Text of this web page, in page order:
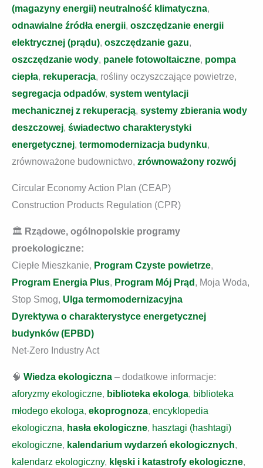
(magazyny energii) neutralność klimatyczna,
odnawialne źródła energii, oszczędzanie energii
elektrycznej (prądu), oszczędzanie gazu,
oszczędzanie wody, panele fotowoltaiczne, pompa
ciepła, rekuperacja, rośliny oczyszczające powietrze,
segregacja odpadów, system wentylacji
mechanicznej z rekuperacją, systemy zbierania wody
deszczowej, świadectwo charakterystyki
energetycznej, termomodernizacja budynku,
zrównoważone budownictwo, zrównoważony rozwój
Circular Economy Action Plan (CEAP)
Construction Products Regulation (CPR)
🏛️ Rządowe, ogólnopolskie programy
proekologiczne:
Ciepłe Mieszkanie, Program Czyste powietrze,
Program Energia Plus, Program Mój Prąd , Moja Woda,
Stop Smog, Ulga termomodernizacyjna
Dyrektywa o charakterystyce energetycznej
budynków (EPBD)
Net-Zero Industry Act
🧠 Wiedza ekologiczna – dodatkowe informacje:
aforyzmy ekologiczne, biblioteka ekologa, biblioteka
młodego ekologa, ekoprognoza, encyklopedia
ekologiczna, hasła ekologiczne, hasztagi (hashtagi)
ekologiczne, kalendarium wydarzeń ekologicznych,
kalendarz ekologiczny, klęski i katastrofy ekologiczne,